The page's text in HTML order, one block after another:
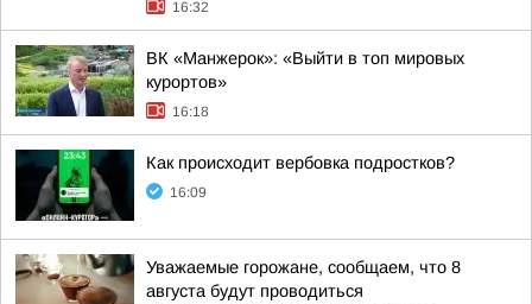
16:32
ВК «Манжерок»: «Выйти в топ мировых
курортов»
16:18
Как происходит вербовка подростков?
16:09
Уважаемые горожане, сообщаем, что 8
августа будут проводиться